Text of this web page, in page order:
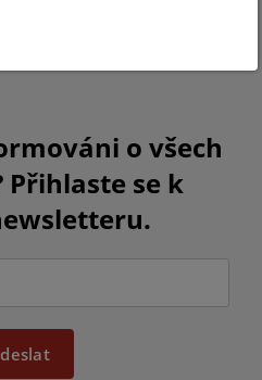
o všech
Přihlaste se k